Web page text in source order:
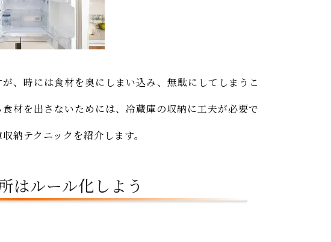
、時には食材を奥にしまい込み、無駄にしてしまうこ
材を出さないためには、冷蔵庫の収納に工夫が必要で
納テクニックを紹介します。
はルール化しよう